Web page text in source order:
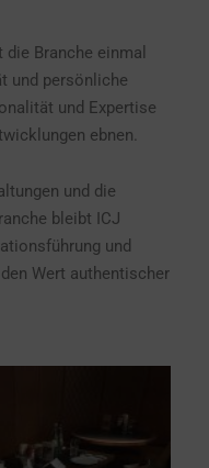
Branche einmal
und persönliche
und Expertise
ebnen.
und die
bleibt ICJ
und
Wert authentischer